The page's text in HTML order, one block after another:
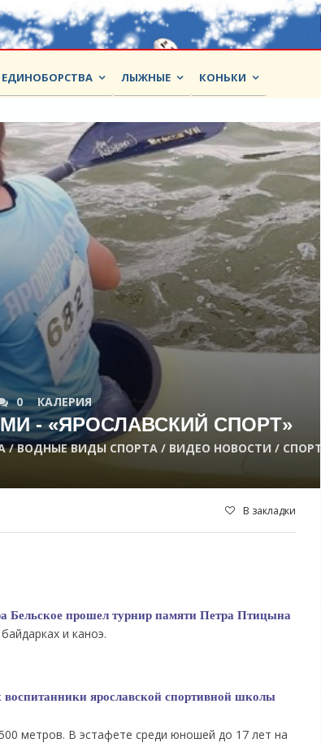
ЕДИНОБОРСТВА ЛЫЖНЫЕ КОНЬКИ
0 КАЛЕРИЯ
- «ЯРОСЛАВСКИЙ СПОРТ»
/ ВОДНЫЕ ВИДЫ СПОРТА / ВИДЕО НОВОСТИ / СПОРТ
В закладки
Бельское прошел турнир памяти Петра Птицына
и каноэ.
ярославской спортивной школы
метров. В эстафете среди юношей до 17 лет на